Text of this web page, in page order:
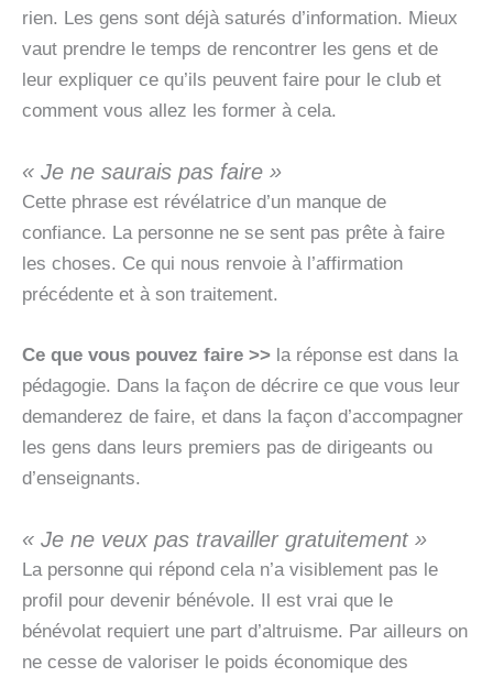
rien. Les gens sont déjà saturés d’information. Mieux
vaut prendre le temps de rencontrer les gens et de
leur expliquer ce qu’ils peuvent faire pour le club et
comment vous allez les former à cela.
« Je ne saurais pas faire »
Cette phrase est révélatrice d’un manque de
confiance. La personne ne se sent pas prête à faire
les choses. Ce qui nous renvoie à l’affirmation
précédente et à son traitement.
Ce que vous pouvez faire >> la réponse est dans la
pédagogie. Dans la façon de décrire ce que vous leur
demanderez de faire, et dans la façon d’accompagner
les gens dans leurs premiers pas de dirigeants ou
d’enseignants.
« Je ne veux pas travailler gratuitement »
La personne qui répond cela n’a visiblement pas le
profil pour devenir bénévole. Il est vrai que le
bénévolat requiert une part d’altruisme. Par ailleurs on
ne cesse de valoriser le poids économique des